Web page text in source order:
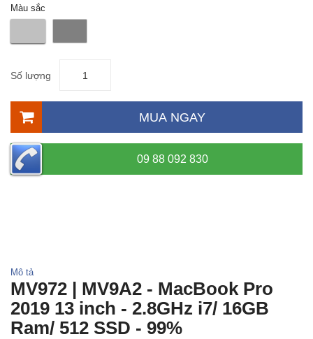
Màu sắc
Số lượng
MUA NGAY
09 88 092 830
Mô tả
MV972 | MV9A2 - MacBook Pro
2019 13 inch - 2.8GHz i7/ 16GB
Ram/ 512 SSD - 99%